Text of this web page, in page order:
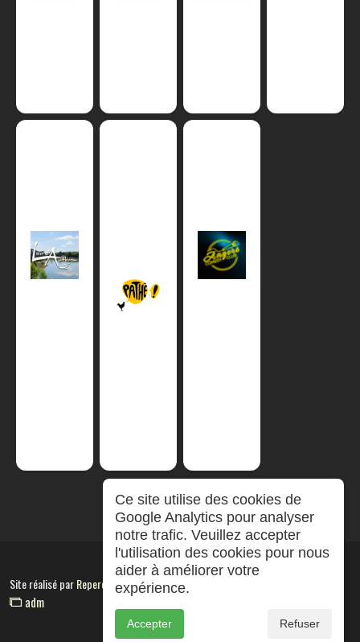
Site réalisé parRepereCom
adm
Ce site utilise des cookies de
Google Analytics pour analyser
notre trafic. Veuillez accepter
l'utilisation des cookies pour nous
aider à améliorer votre
expérience.
Accepter Refuser